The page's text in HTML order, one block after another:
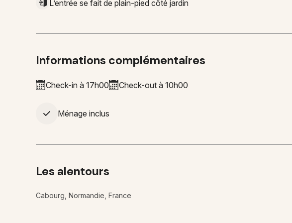
L’entrée se fait de plain-pied côté jardin
Informations complémentaires
Check-in à 17h00 Check-out à 10h00
Ménage inclus
Les alentours
Cabourg, Normandie, France